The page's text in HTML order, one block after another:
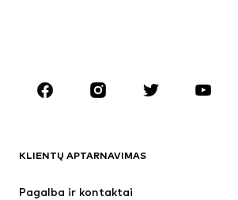
Aksesuarai
Premium
Naujienos
KLIENTŲ APTARNAVIMAS
Pagalba ir kontaktai